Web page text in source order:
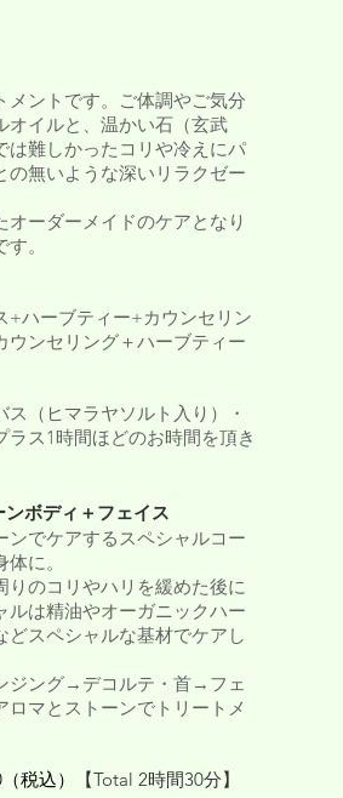
メントです。ご体調やご気分
オイルと、温かい石（玄武
は難しかったコリや冷えにパ
の無いような深いリラクゼー
ーダーメイドのケアと なり
。
ハーブティー+カウンセリン
ンセリング＋ハーブティー
（ヒマラヤソルト入り）・
ス1時間ほどのお時間を頂き
ンボディ＋フェイス
でケアするスペシャルコー
に。
りのコリやハリを緩めた後に
ルは精油やオーガニックハー
スペシャルな基材でケアし
ング→デコルテ・首→フェ
マとストーンでトリートメ
税込） 【Total 2時間30分】